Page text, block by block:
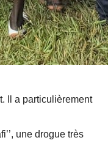
Il a particulièrement
une drogue très